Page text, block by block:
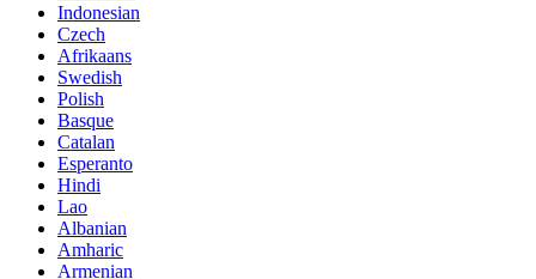
Indonesian
Czech
Afrikaans
Swedish
Polish
Basque
Catalan
Esperanto
Hindi
Lao
Albanian
Amharic
Armenian